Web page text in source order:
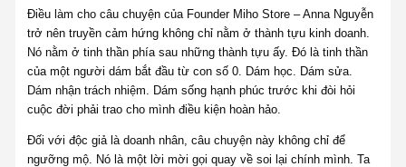
Điều làm cho câu chuyện của Founder Miho Store – Anna Nguyễn
trở nên truyền cảm hứng không chỉ nằm ở thành tựu kinh doanh.
Nó nằm ở tinh thần phía sau những thành tựu ấy. Đó là tinh thần
của một người dám bắt đầu từ con số 0. Dám học. Dám sửa.
Dám nhận trách nhiệm. Dám sống hạnh phúc trước khi đòi hỏi
cuộc đời phải trao cho mình điều kiện hoàn hảo.
Đối với độc giả là doanh nhân, câu chuyện này không chỉ để
ngưỡng mộ. Nó là một lời mời gọi quay về soi lại chính mình. Ta